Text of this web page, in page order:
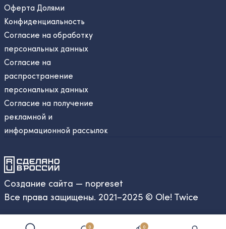
0 0
Оферта Долями
Конфиденциальность
Согласие на обработку
персональных данных
Согласие на
распространение
персональных данных
Согласие на получение
рекламной и
информационной рассылок
Создание сайта — nopreset
Все права защищены. 2021–2025 © Ole! Twice